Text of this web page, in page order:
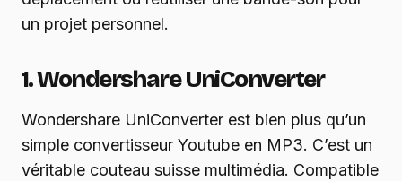
un projet personnel.
1. Wondershare UniConverter
Wondershare UniConverter est bien plus qu’un
simple convertisseur Youtube en MP3. C’est un
véritable couteau suisse multimédia. Compatible